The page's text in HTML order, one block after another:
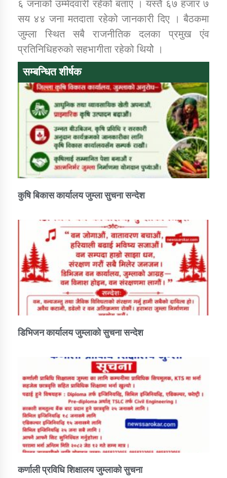
६ जनाको उम्मेदवारी रहेको बताए । यस्तै ६७ हजार ७
सय ४४ जना मतदाता रहेको जानकारी दिए । बैठकमा
जुम्ला स्थित सबै राजनीतिक दलका प्रमुख एंव
प्रतिनिधिहरुको सहभागीता रहेको थियोे ।
सम्बन्धित शीर्षक
कुषि बिकास कार्यालय जुम्ला सुचना सन्देश
डिभिजन कार्यालय जुम्लाको सुचना सन्देश
कर्णाली प्रविधि शिक्षालय जुम्लाको सुचना